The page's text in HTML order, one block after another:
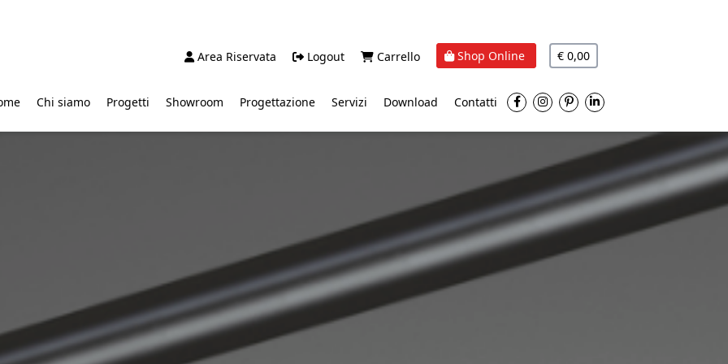
Area Riservata Logout Carrello Shop Online € 0,00
Chi siamo Progetti Showroom Progettazione Servizi Download Contatti